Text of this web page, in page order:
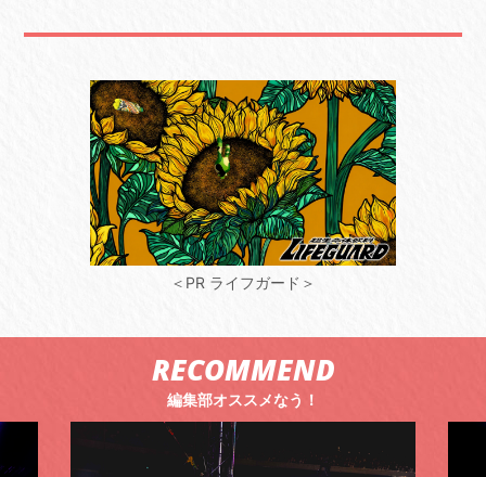
＜PR ライフガード＞
RECOMMEND
編集部オススメなう！